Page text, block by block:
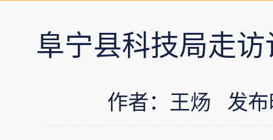
阜宁县科技局走
作者：王炀 发布